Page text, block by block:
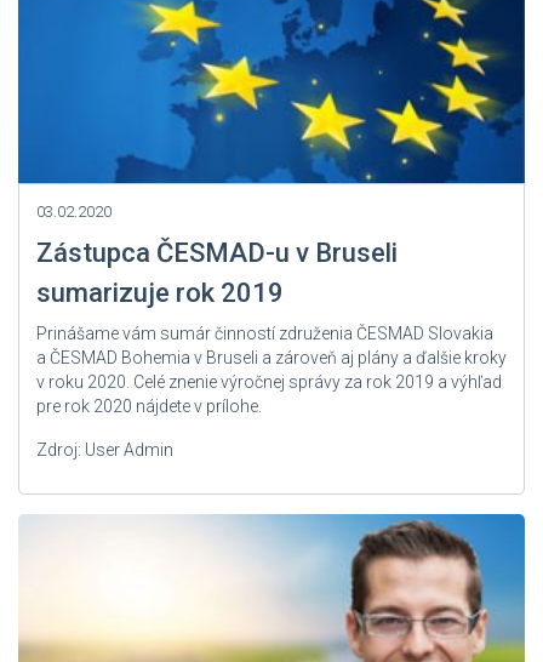
03.02.2020
Zástupca ČESMAD-u v Bruseli
sumarizuje rok 2019
Prinášame vám sumár činností združenia ČESMAD Slovakia
a ČESMAD Bohemia v Bruseli a zároveň aj plány a ďalšie kroky
v roku 2020. Celé znenie výročnej správy za rok 2019 a výhľad
pre rok 2020 nájdete v prílohe.
Zdroj: User Admin